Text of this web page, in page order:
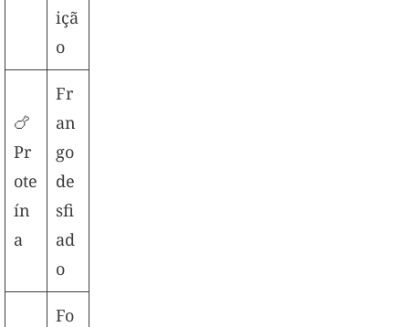
içã
o
🍗
Pr
ote
ín
a
Fr
an
go
de
sfi
ad
o
Fo